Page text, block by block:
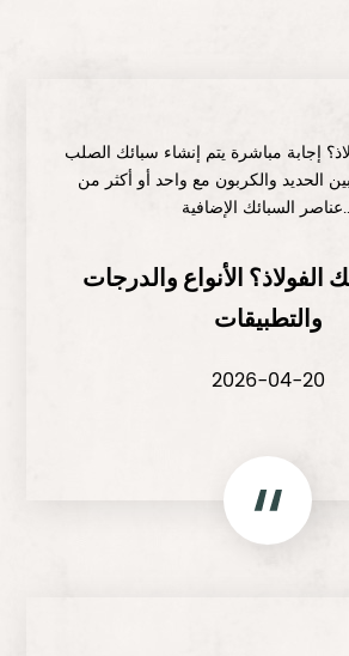
إجابة مباشرة يتم إنشاء سبائك الصلب
الحديد والكربون مع واحد أو أكثر من
الفولاذ؟ الأنواع والدرجات
والتطبيقات
2026-04-20